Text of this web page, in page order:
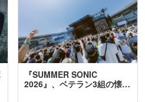
『SUMMER SONIC
2026』、ベテラン3組の懐…